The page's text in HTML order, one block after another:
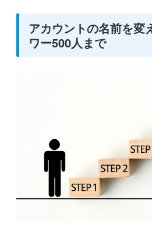
アカウントの名前を変
ワー500人まで